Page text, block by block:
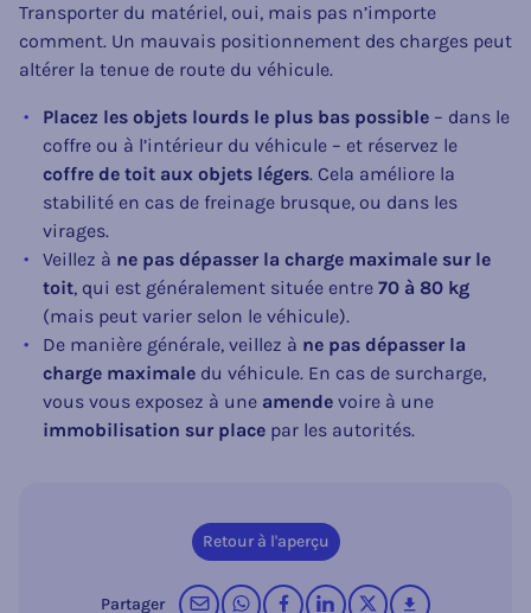
Transporter du matériel, oui, mais pas n’importe
comment. Un mauvais positionnement des charges peut
altérer la tenue de route du véhicule.
Placez les objets lourds le plus bas possible – dans le
coffre ou à l’intérieur du véhicule – et réservez le
coffre de toit aux objets légers. Cela améliore la
stabilité en cas de freinage brusque, ou dans les
virages.
Veillez à ne pas dépasser la charge maximale sur le
toit, qui est généralement située entre 70 à 80 kg
(mais peut varier selon le véhicule).
De manière générale, veillez à ne pas dépasser la
charge maximale du véhicule. En cas de surcharge,
vous vous exposez à une amende voire à une
immobilisation sur place par les autorités.
Retour à l'aperçu
Partager par courrier électronique
sur WhatsApp
sur Facebook
sur LinkedIn
op X (Twitter)
télécharger